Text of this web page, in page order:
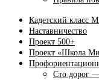
Кадетский класс
Наставничество
Проект 500+
Проект «Школа
Сто дорог